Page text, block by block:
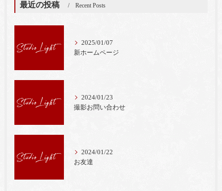
最近の投稿 Recent Posts
2025/01/07
新ホームページ
2024/01/23
撮影お問い合わせ
2024/01/22
お友達